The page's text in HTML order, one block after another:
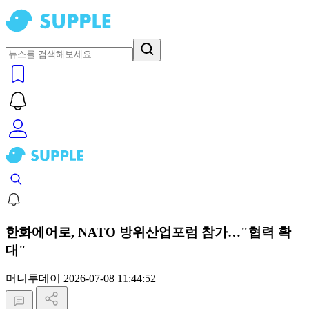
한화에어로, NATO 방위산업포럼 참가…"협력 확
대"
머니투데이 2026-07-08 11:44:52